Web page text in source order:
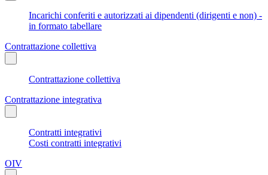
Incarichi conferiti e autorizzati ai dipendenti (dirigenti e non) -
in formato tabellare
Contrattazione collettiva
Contrattazione collettiva
Contrattazione integrativa
Contratti integrativi
Costi contratti integrativi
OIV